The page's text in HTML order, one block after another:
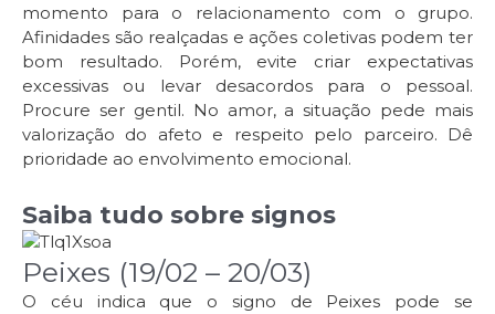
momento para o relacionamento com o grupo.
Afinidades são realçadas e ações coletivas podem ter
bom resultado. Porém, evite criar expectativas
excessivas ou levar desacordos para o pessoal.
Procure ser gentil. No amor, a situação pede mais
valorização do afeto e respeito pelo parceiro. Dê
prioridade ao envolvimento emocional.
Saiba tudo sobre signos
Peixes (19/02 – 20/03)
O céu indica que o signo de Peixes pode se